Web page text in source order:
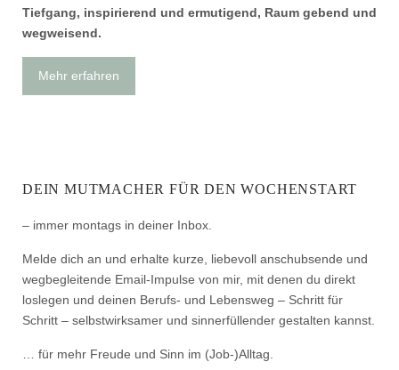
Tiefgang, inspirierend und ermutigend, Raum gebend und
wegweisend.
Mehr erfahren
DEIN MUTMACHER FÜR DEN WOCHENSTART
– immer montags in deiner Inbox.
Melde dich an und erhalte kurze, liebevoll anschubsende und
wegbegleitende Email-Impulse von mir, mit denen du direkt
loslegen und deinen Berufs- und Lebensweg – Schritt für
Schritt – selbstwirksamer und sinnerfüllender gestalten kannst.
… für mehr Freude und Sinn im (Job-)Alltag.